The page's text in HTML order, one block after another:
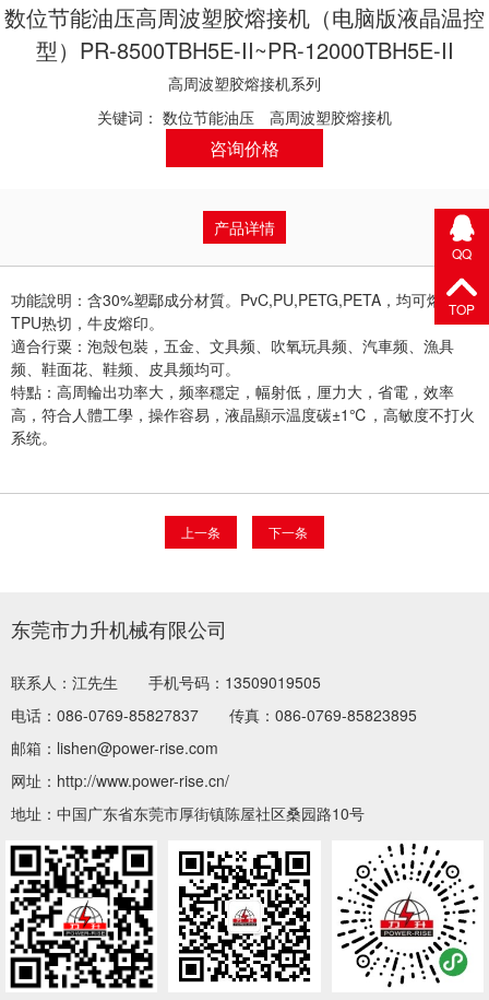
数位节能油压高周波塑胶熔接机（电脑版液晶温控
型）PR-8500TBH5E-II~PR-12000TBH5E-II
高周波塑胶熔接机系列
关键词： 数位节能油压 高周波塑胶熔接机
咨询价格
产品详情
功能說明：含30%塑鄢成分材質。PvC,PU,PETG,PETA，均可熔接；
TPU热切，牛皮熔印。
適合行粟：泡殼包裝，五金、文具频、吹氧玩具频、汽車频、漁具
频、鞋面花、鞋频、皮具频均可。
特點：高周輪出功率大，频率穩定，幅射低，厘力大，省電，效率
高，符合人體工學，操作容易，液晶顯示温度碳±1℃，高敏度不打火
系统。
上一条 下一条
东莞市力升机械有限公司
联系人：江先生
手机号码：13509019505
电话：086-0769-85827837
传真：086-0769-85823895
邮箱：lishen@power-rise.com
网址：http://www.power-rise.cn/
地址：中国广东省东莞市厚街镇陈屋社区桑园路10号
QQ
TOP